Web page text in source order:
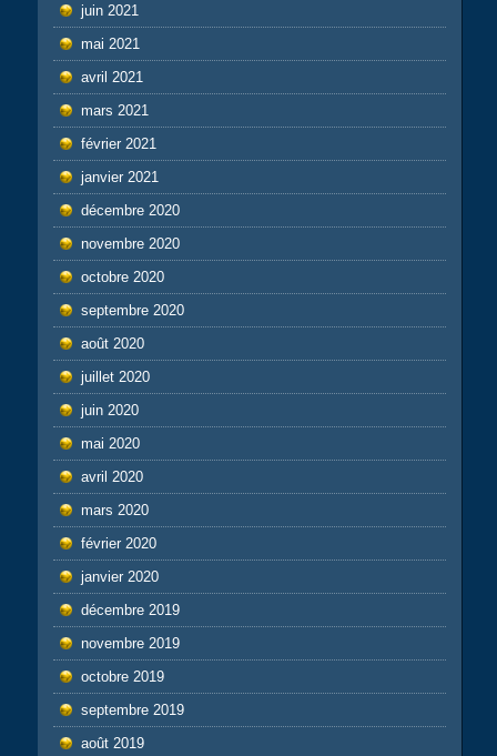
juin 2021
mai 2021
avril 2021
mars 2021
février 2021
janvier 2021
décembre 2020
novembre 2020
octobre 2020
septembre 2020
août 2020
juillet 2020
juin 2020
mai 2020
avril 2020
mars 2020
février 2020
janvier 2020
décembre 2019
novembre 2019
octobre 2019
septembre 2019
août 2019